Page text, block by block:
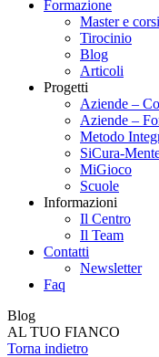
Formazione
Master e corsi
Tirocinio
Blog
Articoli
Progetti
Aziende –
Aziende –
Metodo
SiCura-
MiGioco
Scuole
Informazioni
Il Centro
Il Team
Contatti
Newsletter
Faq
Blog
AL TUO FIANCO
Torna indietro